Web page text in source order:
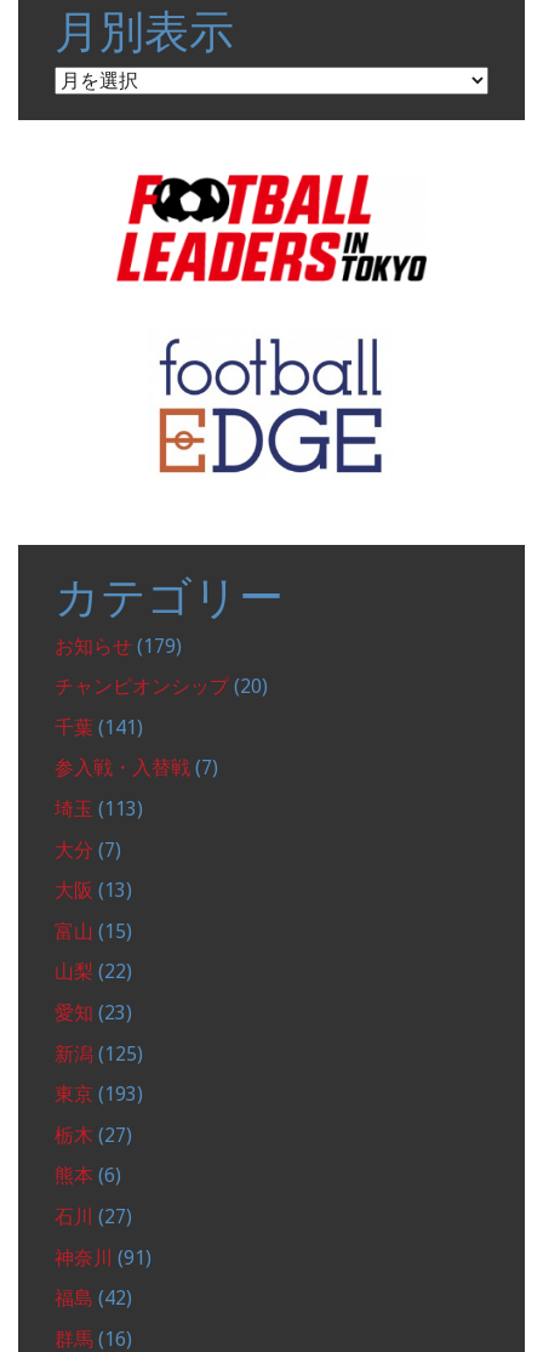
月別表示
月
カテゴリー
お知らせ (179)
チャンピオンシップ(20)
千葉 (141)
参入戦・入替戦 (7)
埼玉 (113)
大分 (7)
大阪 (13)
富山 (15)
山梨 (22)
愛知 (23)
新潟 (125)
東京 (193)
栃木 (27)
熊本 (6)
石川 (27)
神奈川 (91)
福島 (42)
群馬 (16)